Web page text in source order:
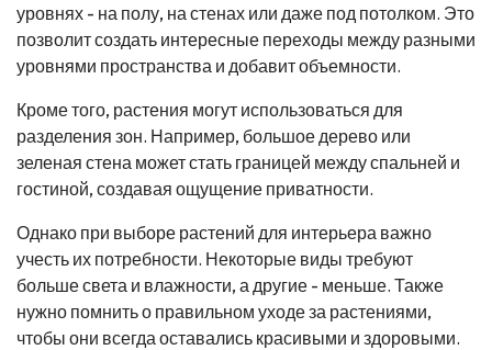
уровнях - на полу, на стенах или даже под потолком. Это
позволит создать интересные переходы между разными
уровнями пространства и добавит объемности.
Кроме того, растения могут использоваться для
разделения зон. Например, большое дерево или
зеленая стена может стать границей между спальней и
гостиной, создавая ощущение приватности.
Однако при выборе растений для интерьера важно
учесть их потребности. Некоторые виды требуют
больше света и влажности, а другие - меньше. Также
нужно помнить о правильном уходе за растениями,
чтобы они всегда оставались красивыми и здоровыми.